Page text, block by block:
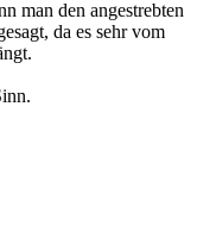
man den angestrebten
da es sehr vom